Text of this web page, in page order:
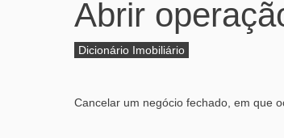
Abrir
Dicionário Imobiliário
Cancelar um negócio fechado, em que